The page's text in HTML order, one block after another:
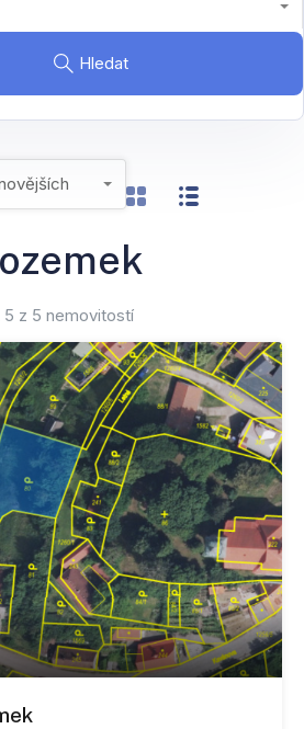
Hledat
5 z 5 nemovitostí